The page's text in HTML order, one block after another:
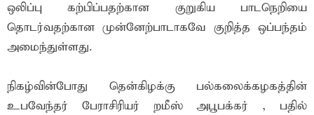
ஒலிப்பு கற்பிப்பதற்கான குறுகிய பாடநெறியை
தொடர்வதற்கான முன்னேற்பாடாகவே குறித்த ஒப்பந்தம்
அமைந்துள்ளது.
நிகழ்வின்போது தென்கிழக்கு பல்கலைக்கழகத்தின்
உபவேந்தர் பேராசிரியர் றமீஸ் அபூபக்கர் , பதில்